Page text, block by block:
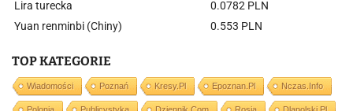
Lira turecka
0.0782 PLN
Yuan renminbi (Chiny)
0.553 PLN
TOP KATEGORIE
Wiadomości Poznań Kresy.pl Epoznan.pl Nczas.info